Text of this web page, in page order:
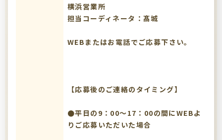
横浜営業所
担当コーディネータ：髙城
WEBまたはお電話でご応募下さい。
【応募後のご連絡のタイミング】
●平日の9：00～17：00の間にWEBよ
りご応募いただいた場合